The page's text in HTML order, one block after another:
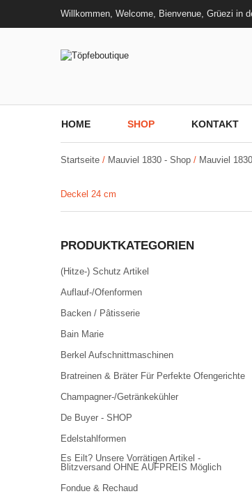
Willkommen, Welcome, Bienvenue, Grüezi in
HOME SHOP KONTAKT
Startseite / Mauviel 1830 - Shop / Mauviel
Deckel 24 cm
PRODUKTKATEGORIEN
(Hitze-) Schutz Artikel
Auflauf-/Ofenformen
Backen / Pâtisserie
Bain Marie
Berkel Aufschnittmaschinen
Bratreinen & Bräter Für Perfekte Ofengerichte
Champagner-/Getränkekühler
De Buyer - SHOP
Edelstahlformen
Es Eilt? Unsere Vorrätigen Artikel -
Blitzversand OHNE AUFPREIS Möglich
Fondue & Rechaud